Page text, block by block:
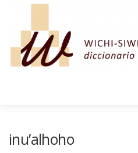
Saltar al contenido
inu’alhoho